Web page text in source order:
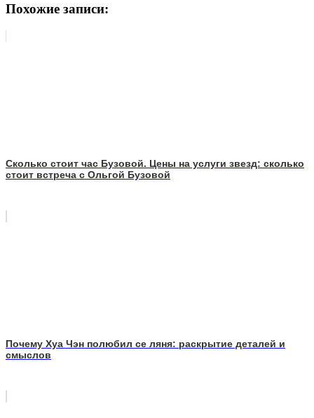
Похожие записи:
Сколько стоит час Бузовой. Цены на услуги звезд: сколько
стоит встреча с Ольгой Бузовой
Почему Хуа Чэн полюбил се ляня: раскрытие деталей и
смыслов